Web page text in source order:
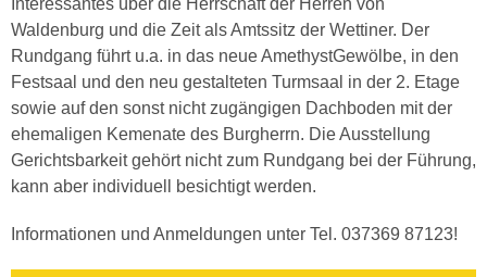
Interessantes über die Herrschaft der Herren von
Waldenburg und die Zeit als Amtssitz der Wettiner. Der
Rundgang führt u.a. in das neue AmethystGewölbe, in den
Festsaal und den neu gestalteten Turmsaal in der 2. Etage
sowie auf den sonst nicht zugängigen Dachboden mit der
ehemaligen Kemenate des Burgherrn. Die Ausstellung
Gerichtsbarkeit gehört nicht zum Rundgang bei der Führung,
kann aber individuell besichtigt werden.
Informationen und Anmeldungen unter Tel. 037369 87123!